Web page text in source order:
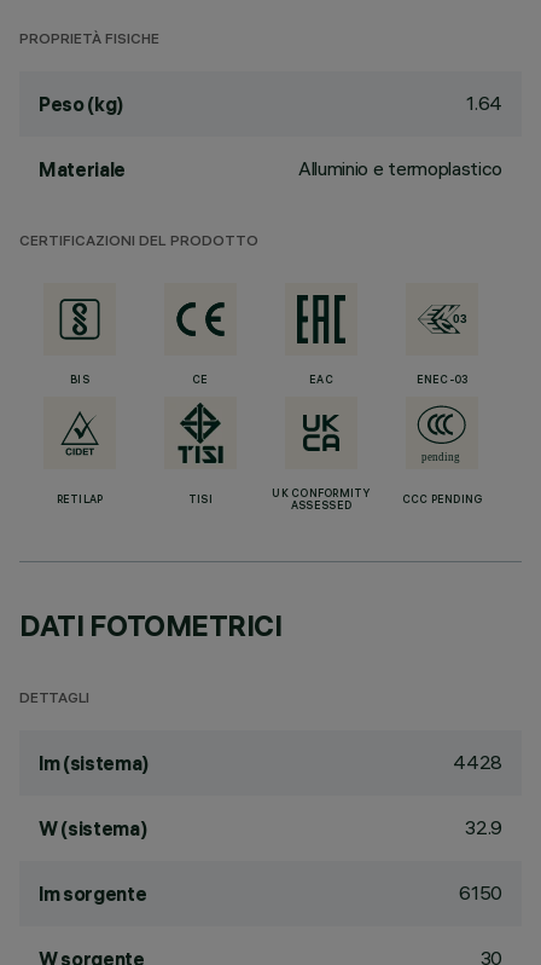
PROPRIETÀ FISICHE
Peso (kg) 1.64
Materiale Alluminio e termoplastico
CERTIFICAZIONI DEL PRODOTTO
BIS CE EAC ENEC-03
RETILAP TISI
UK CONFORMITY
ASSESSED
CCC PENDING
DATI FOTOMETRICI
DETTAGLI
lm (sistema) 4428
W (sistema) 32.9
lm sorgente 6150
W sorgente 30